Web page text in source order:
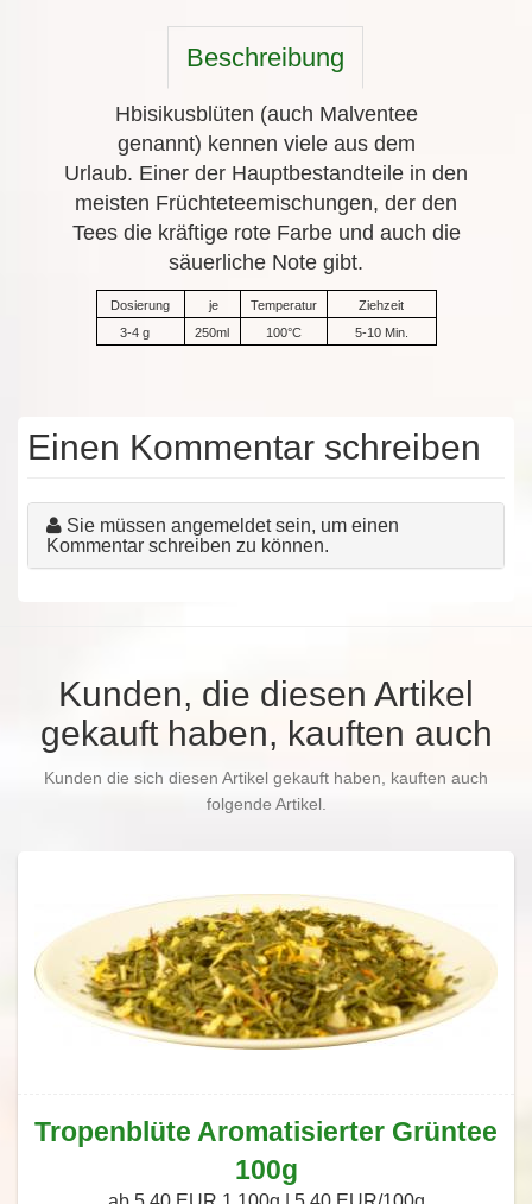
Beschreibung
Hbisikusblüten (auch Malventee
genannt) kennen viele aus dem
Urlaub. Einer der Hauptbestandteile in den
meisten Früchteteemischungen, der den
Tees die kräftige rote Farbe und auch die
säuerliche Note gibt.
Dosierung je Temperatur
Ziehzeit
3-4 g
250ml 100°C 5-10 Min.
Einen Kommentar schreiben
Sie müssen angemeldet sein, um einen
Kommentar schreiben zu können.
Kunden, die diesen Artikel
gekauft haben, kauften auch
Kunden die sich diesen Artikel gekauft haben, kauften auch
folgende Artikel.
Tropenblüte Aromatisierter Grüntee
100g